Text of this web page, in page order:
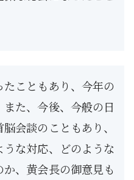
こともあり、今年の
た、今後、今般の日
会談のこともあり、
な対応、どのような
、黄会長の御意見も